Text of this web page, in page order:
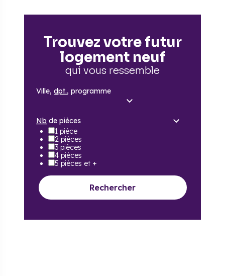
Trouvez votre futur
logement neuf
qui vous ressemble
Ville, dpt., programme
Nb de pièces
1 pièce
2 pièces
3 pièces
4 pièces
5 pièces et +
Rechercher